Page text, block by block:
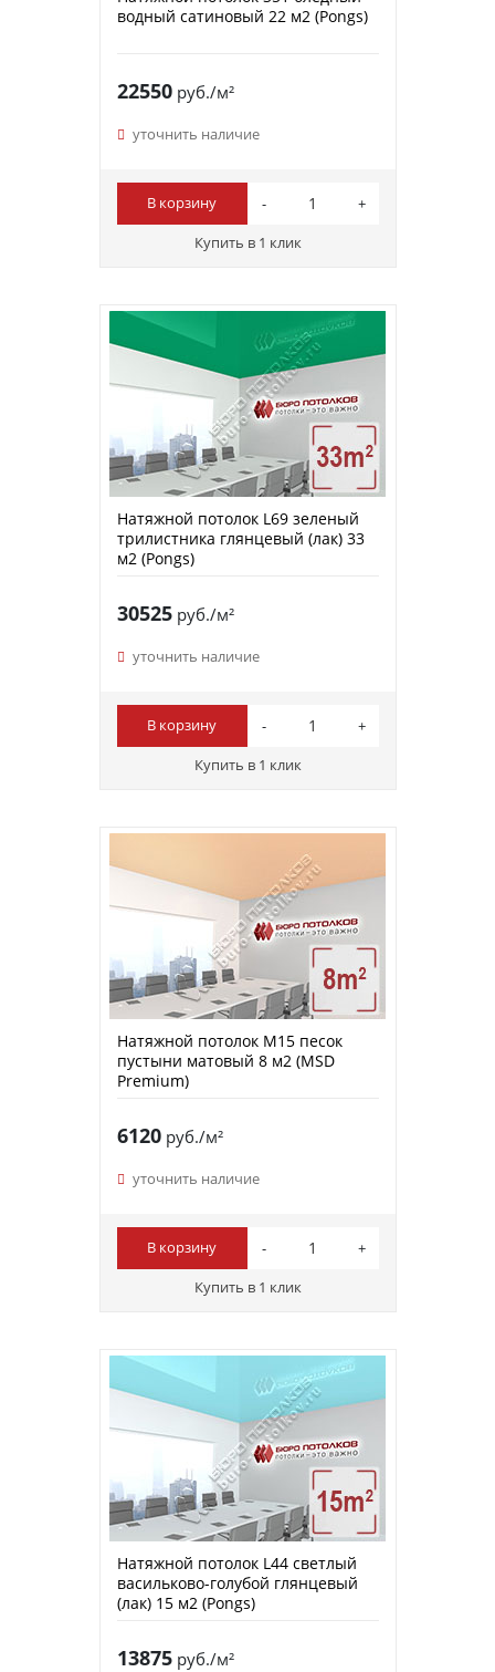
водный сатиновый 22 м2 (Pongs)
22550руб./м²
уточнить наличие
В корзину
Купить в 1 клик
Натяжной потолок L69 зеленый
трилистника глянцевый (лак) 33
м2 (Pongs)
30525руб./м²
уточнить наличие
В корзину
Купить в 1 клик
Натяжной потолок M15 песок
пустыни матовый 8 м2 (MSD
Premium)
6120руб./м²
уточнить наличие
В корзину
Купить в 1 клик
Натяжной потолок L44 светлый
васильково-голубой глянцевый
(лак) 15 м2 (Pongs)
13875руб./м²